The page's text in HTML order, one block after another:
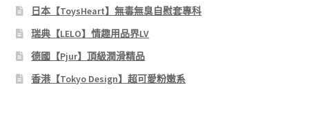
日本【ToysHeart】無毒無臭自慰套專科
瑞典【LELO】情趣用品界LV
德國【Pjur】頂級潤滑精品
香港【Tokyo Design】超可愛粉嫩系